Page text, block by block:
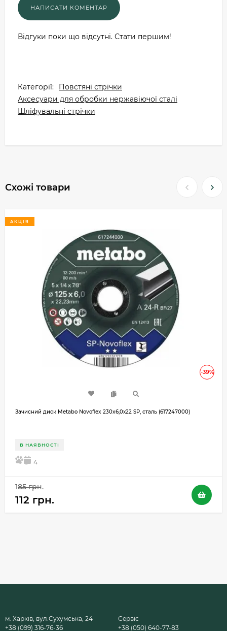
Відгуки поки що відсутні. Стати першим!
Категорії:
Повстяні стрічки
Аксесуари для обробки нержавіючої сталі
Шліфувальні стрічки
Схожі товари
-39%
АКЦІЯ
Зачисний диск Metabo Novoflex 230x6,0х22 SP, сталь (617247000)
В НАЯВНОСТІ
5 4
185 грн.
112 грн.
м. Харків, вул.Сухумська, 24
+38 (099) 316-76-36
Сервіс
+38 (050) 640-77-83